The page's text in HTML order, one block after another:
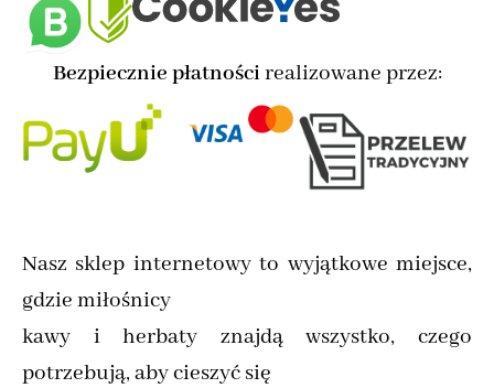
Bezpiecznie płatnościrealizowane przez:
Nasz sklep internetowy to wyjątkowe miejsce,
gdzie miłośnicy
kawy i herbaty znajdą wszystko, czego
potrzebują, aby cieszyć się